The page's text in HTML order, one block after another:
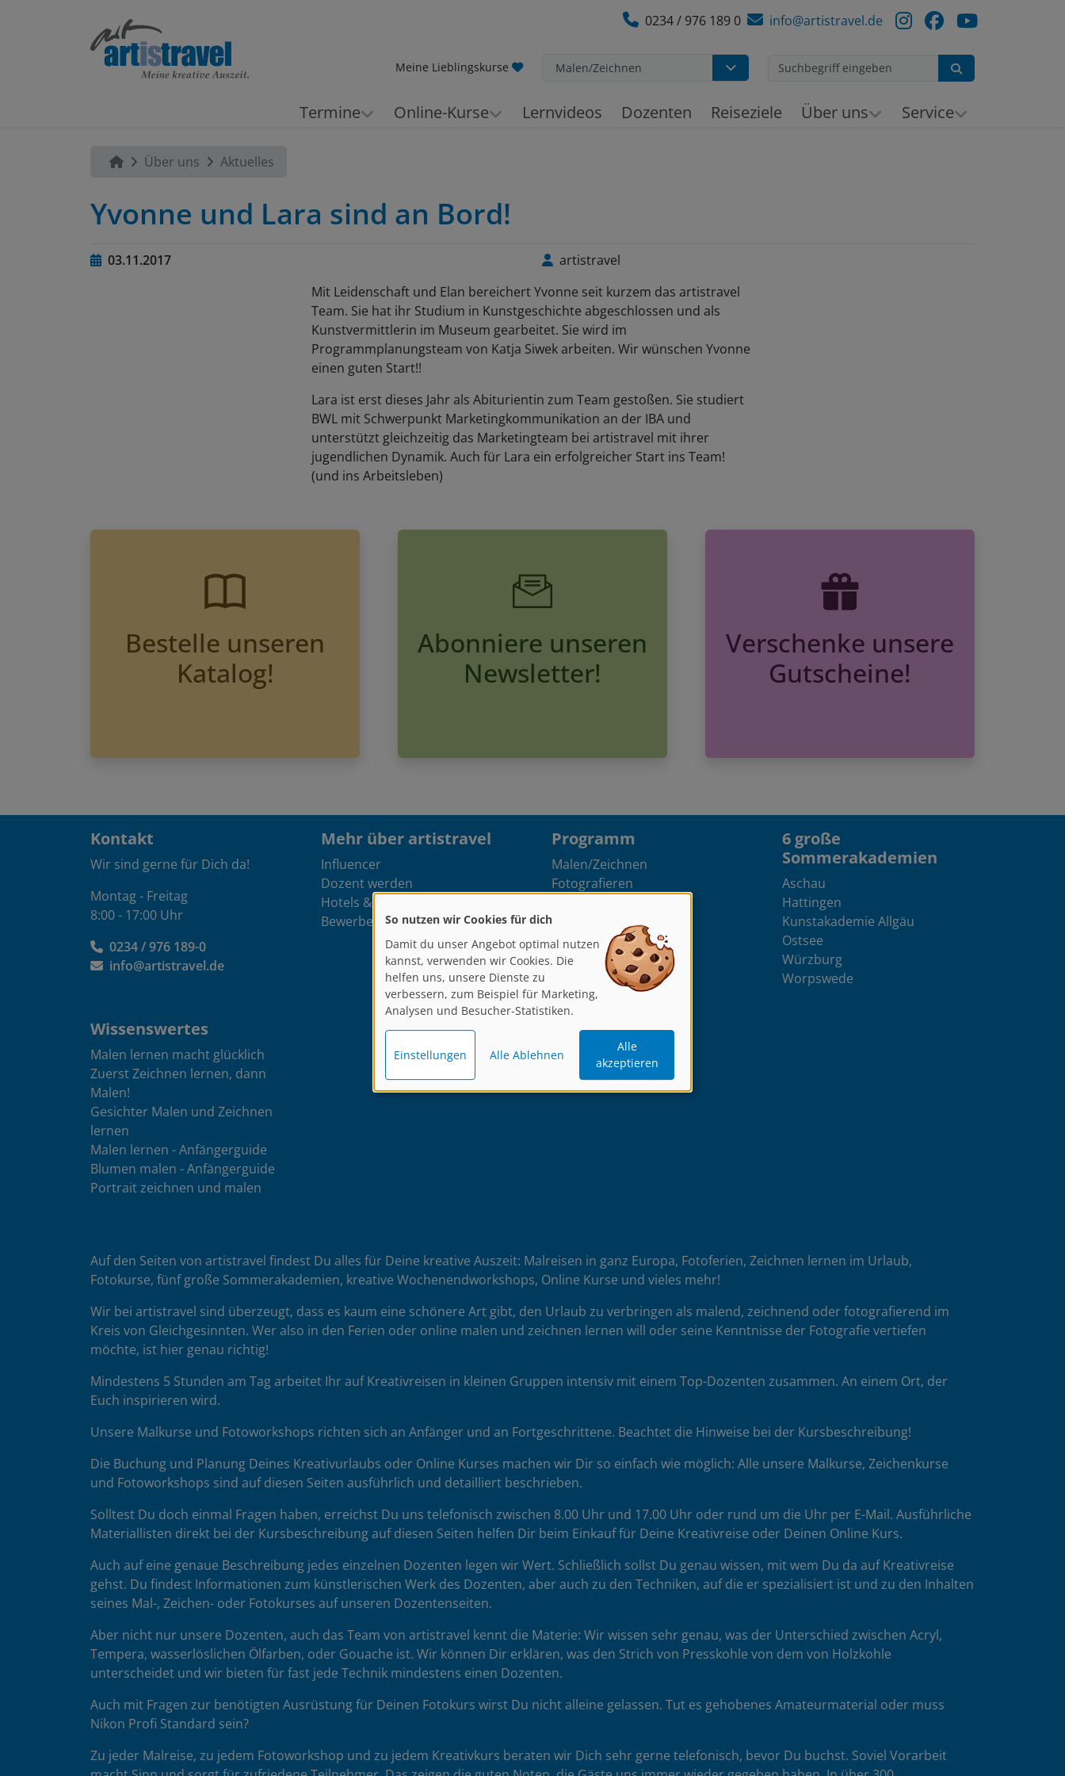
0234 / 976 189 0 info@artistravel.de
Meine Lieblingskurse Malen/Zeichnen
Termine Online-Kurse Lernvideos Dozenten Reiseziele Über uns Service
Über uns Aktuelles
Yvonne und Lara sind an Bord!
03.11.2017
artistravel
Mit Leidenschaft und Elan bereichert Yvonne seit kurzem das artistravel
Team. Sie hat ihr Studium in Kunstgeschichte abgeschlossen und als
Kunstvermittlerin im Museum gearbeitet. Sie wird im
Programmplanungsteam von Katja Siwek arbeiten. Wir wünschen Yvonne
einen guten Start!!
Lara ist erst dieses Jahr als Abiturientin zum Team gestoßen. Sie studiert
BWL mit Schwerpunkt Marketingkommunikation an der IBA und
unterstützt gleichzeitig das Marketingteam bei artistravel mit ihrer
jugendlichen Dynamik. Auch für Lara ein erfolgreicher Start ins Team!
(und ins Arbeitsleben)
Bestelle unseren
Katalog!
Abonniere unseren
Newsletter!
Verschenke unsere
Gutscheine!
Kontakt
Wir sind gerne für Dich da!
Montag - Freitag
8:00 - 17:00 Uhr
0234 / 976 189-0
info@artistravel.de
Wissenswertes
Malen lernen macht glücklich
Zuerst Zeichnen lernen, dann
Malen!
Gesichter Malen und Zeichnen
lernen
Malen lernen - Anfängerguide
Blumen malen - Anfängerguide
Portrait zeichnen und malen
Mehr über artistravel
Influencer
Dozent werden
Hotels & Ateliers
Bewerben
Programm
Malen/Zeichnen
Fotografieren
Online Kurse
6 große
Sommerakademien
Aschau
Hattingen
Kunstakademie Allgäu
Ostsee
Würzburg
Worpswede
Auf den Seiten von artistravel findest Du alles für Deine kreative Auszeit: Malreisen in ganz Europa, Fotoferien, Zeichnen lernen im Urlaub,
Fotokurse, fünf große Sommerakademien, kreative Wochenendworkshops, Online Kurse und vieles mehr!
Wir bei artistravel sind überzeugt, dass es kaum eine schönere Art gibt, den Urlaub zu verbringen als malend, zeichnend oder fotografierend im
Kreis von Gleichgesinnten. Wer also in den Ferien oder online malen und zeichnen lernen will oder seine Kenntnisse der Fotografie vertiefen
möchte, ist hier genau richtig!
Mindestens 5 Stunden am Tag arbeitet Ihr auf Kreativreisen in kleinen Gruppen intensiv mit einem Top-Dozenten zusammen. An einem Ort, der
Euch inspirieren wird.
Unsere Malkurse und Fotoworkshops richten sich an Anfänger und an Fortgeschrittene. Beachtet die Hinweise bei der Kursbeschreibung!
Die Buchung und Planung Deines Kreativurlaubs oder Online Kurses machen wir Dir so einfach wie möglich: Alle unsere Malkurse, Zeichenkurse
und Fotoworkshops sind auf diesen Seiten ausführlich und detailliert beschrieben.
Solltest Du doch einmal Fragen haben, erreichst Du uns telefonisch zwischen 8.00 Uhr und 17.00 Uhr oder rund um die Uhr per E-Mail. Ausführliche
Materiallisten direkt bei der Kursbeschreibung auf diesen Seiten helfen Dir beim Einkauf für Deine Kreativreise oder Deinen Online Kurs.
Auch auf eine genaue Beschreibung jedes einzelnen Dozenten legen wir Wert. Schließlich sollst Du genau wissen, mit wem Du da auf Kreativreise
gehst. Du findest Informationen zum künstlerischen Werk des Dozenten, aber auch zu den Techniken, auf die er spezialisiert ist und zu den Inhalten
seines Mal-, Zeichen- oder Fotokurses auf unseren Dozentenseiten.
Aber nicht nur unsere Dozenten, auch das Team von artistravel kennt die Materie: Wir wissen sehr genau, was der Unterschied zwischen Acryl,
Tempera, wasserlöslichen Ölfarben, oder Gouache ist. Wir können Dir erklären, was den Strich von Presskohle von dem von Holzkohle
unterscheidet und wir bieten für fast jede Technik mindestens einen Dozenten.
Auch mit Fragen zur benötigten Ausrüstung für Deinen Fotokurs wirst Du nicht alleine gelassen. Tut es gehobenes Amateurmaterial oder muss
Nikon Profi Standard sein?
Zu jeder Malreise, zu jedem Fotoworkshop und zu jedem Kreativkurs beraten wir Dich sehr gerne telefonisch, bevor Du buchst. Soviel Vorarbeit
So nutzen wir Cookies für dich
Damit du unser Angebot optimal nutzen
kannst, verwenden wir Cookies. Die
helfen uns, unsere Dienste zu
verbessern, zum Beispiel für Marketing,
Analysen und Besucher-Statistiken.
Einstellungen Alle Ablehnen
Alle
akzeptieren